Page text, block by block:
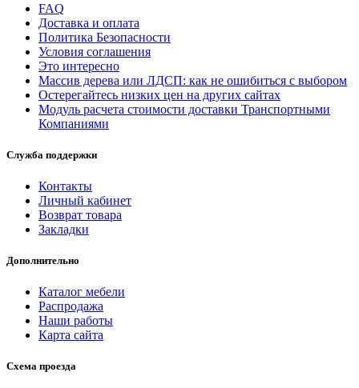
FAQ
Доставка и оплата
Политика Безопасности
Условия соглашения
Это интересно
Массив дерева или ЛДСП: как не ошибиться с выбором
Остерегайтесь низких цен на других сайтах
Модуль расчета стоимости доставки Транспортными
Компаниями
Служба поддержки
Контакты
Личный кабинет
Возврат товара
Закладки
Дополнительно
Каталог мебели
Распродажа
Наши работы
Карта сайта
Схема проезда